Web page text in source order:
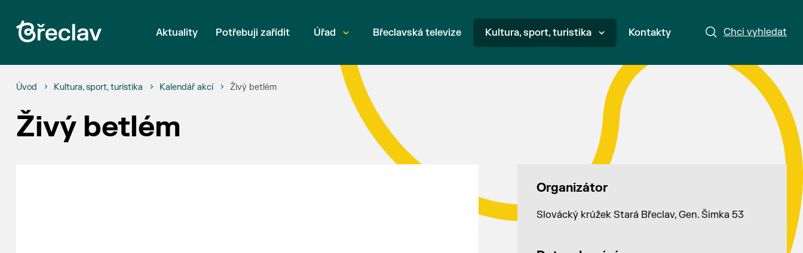
Chci vyhledat
Aktuality Potřebuji zařídit Úřad Břeclavská televize Kultura, sport, turistika Kontakty
Úvod Kultura, sport, turistika Kalendář akcí Živý betlém
Živý betlém
Organizátor
Slovácký krúžek Stará Břeclav, Gen. Šimka 53